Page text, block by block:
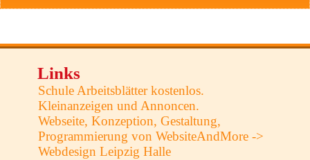
Links
Schule Arbeitsblätter kostenlos.
Kleinanzeigen und Annoncen.
Webseite, Konzeption, Gestaltung,
Programmierung von WebsiteAndMore ->
Webdesign Leipzig Halle